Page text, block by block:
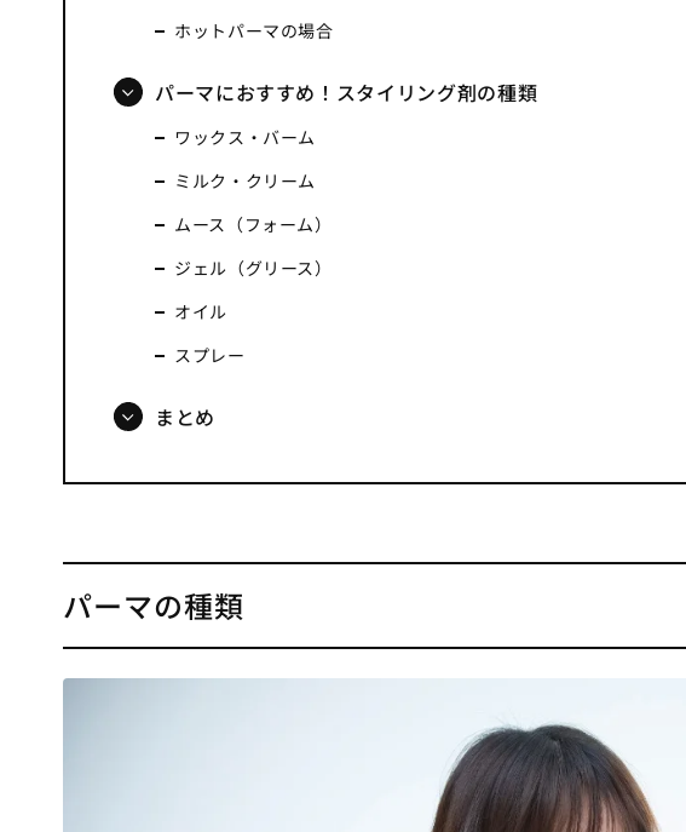
ホットパーマの場合
パーマにおすすめ！スタイリング剤の種類
ワックス・バーム
ミルク・クリーム
ムース（フォーム）
ジェル（グリース）
オイル
スプレー
まとめ
パーマの種類